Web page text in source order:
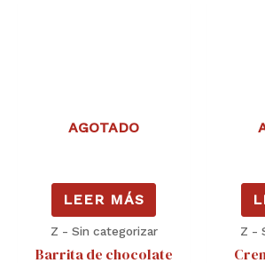
AGOTADO
LEER MÁS
Z - Sin categorizar
Barrita de chocolate
Z -